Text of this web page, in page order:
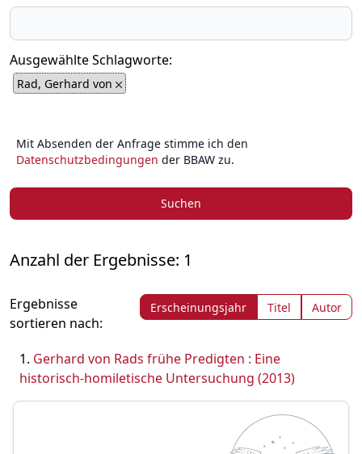
Ausgewählte Schlagworte:
Rad, Gerhard von
Mit Absenden der Anfrage stimme ich den
Datenschutzbedingungen der BBAW zu.
Suchen
Anzahl der Ergebnisse: 1
Ergebnisse
sortieren nach:
Erscheinungsjahr Titel Autor
Gerhard von Rads frühe Predigten : Eine
historisch-homiletische Untersuchung (2013)